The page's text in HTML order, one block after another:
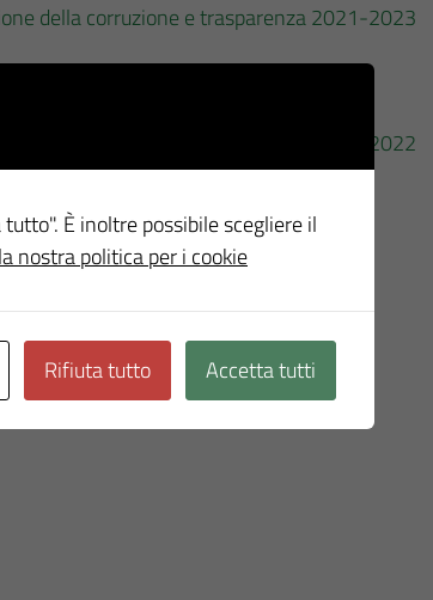
della corruzione e trasparenza 2021-2023
della corruzione e trasparenza 2020-2022
È inoltre possibile scegliere il
nostra politica per i cookie
Rifiuta tutto Accetta tutti